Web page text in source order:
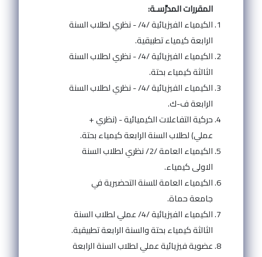
المقررات المدرَّسـة:
الكيمياء الفيزيائية /4/ - نظري لطلاب السنة
الرابعة كيمياء تطبيقية.
الكيمياء الفيزيائية /4/ - نظري لطلاب السنة
الثالثة كيمياء بحتة.
الكيمياء الفيزيائية /4/ - نظري لطلاب السنة
الرابعة ف-ك.
حركية التفاعلات الكيميائية - (نظري +
عملي) لطلاب السنة الرابعة كيمياء بحتة.
الكيمياء العامة /2/ نظري لطلاب السنة
الاولى كيمياء.
الكيمياء العامة للسنة التحضيرية في
جامعة حماة.
الكيمياء الفيزيائية /4/ عملي لطلاب السنة
الثالثة كيمياء بحتة والسنة الرابعة تطبيقية.
عضوية فيزيائية عملي لطلاب السنة الرابعة